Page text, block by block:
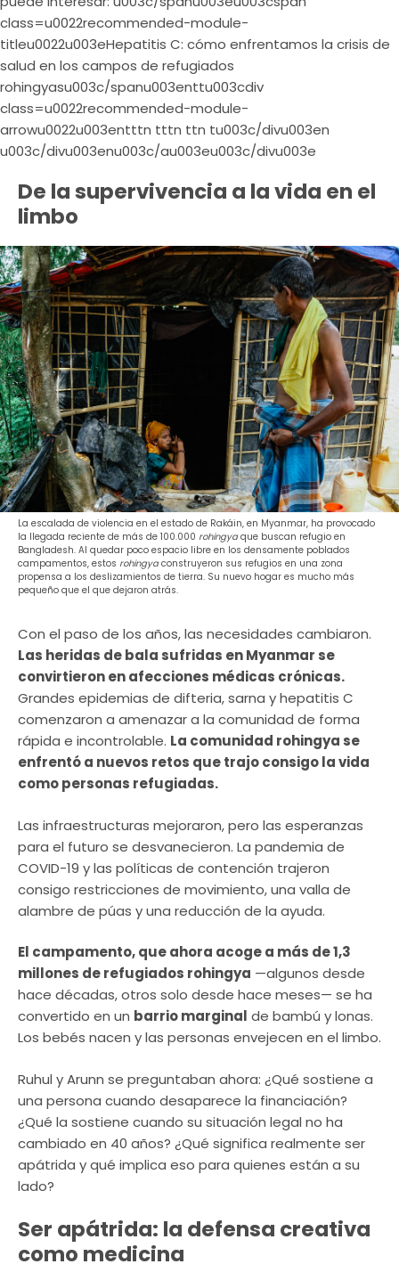
class=u0022recommended-module-
titleu0022u003eHepatitis C: cómo enfrentamos la crisis de
salud en los campos de refugiados
rohingyasu003c/spanu003enttu003cdiv
class=u0022recommended-module-
arrowu0022u003entttn tttn ttn tu003c/divu003en
u003c/divu003enu003c/au003eu003c/divu003e
De la supervivencia a la vida en el
limbo
La escalada de violencia en el estado de Rakáin, en Myanmar, ha provocado
la llegada reciente de más de 100.000 rohingyaque buscan refugio en
Bangladesh. Al quedar poco espacio libre en los densamente poblados
campamentos, estos rohingyaconstruyeron sus refugios en una zona
propensa a los deslizamientos de tierra. Su nuevo hogar es mucho más
pequeño que el que dejaron atrás.
Con el paso de los años, las necesidades cambiaron.
Las heridas de bala sufridas en Myanmar se
convirtieron en afecciones médicas crónicas.
Grandes epidemias de difteria, sarna y hepatitis C
comenzaron a amenazar a la comunidad de forma
rápida e incontrolable. La comunidad rohingya se
enfrentó a nuevos retos que trajo consigo la vida
como personas refugiadas.
Las infraestructuras mejoraron, pero las esperanzas
para el futuro se desvanecieron. La pandemia de
COVID-19 y las políticas de contención trajeron
consigo restricciones de movimiento, una valla de
alambre de púas y una reducción de la ayuda.
El campamento, que ahora acoge a más de 1,3
millones de refugiados rohingya —algunos desde
hace décadas, otros solo desde hace meses— se ha
convertido en un barrio marginal de bambú y lonas.
Los bebés nacen y las personas envejecen en el limbo.
Ruhul y Arunn se preguntaban ahora: ¿Qué sostiene a
una persona cuando desaparece la financiación?
¿Qué la sostiene cuando su situación legal no ha
cambiado en 40 años? ¿Qué significa realmente ser
apátrida y qué implica eso para quienes están a su
lado?
Ser apátrida: la defensa creativa
como medicina